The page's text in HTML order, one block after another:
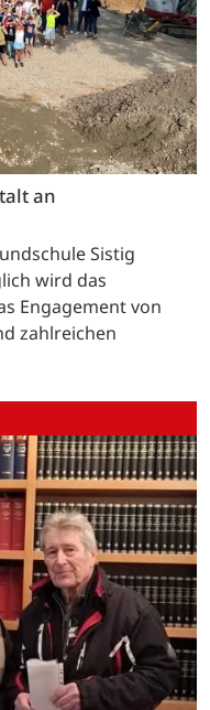
an
Sistig
wird das
Engagement von
zahlreichen